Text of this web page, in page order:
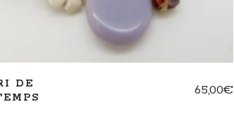
DE
65,00€